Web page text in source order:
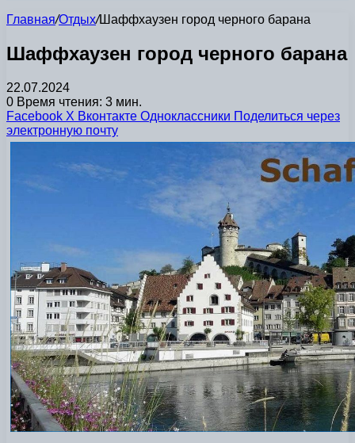
Главная/Отдых/Шаффхаузен город черного барана
Шаффхаузен город черного барана
22.07.2024
0 Время чтения: 3 мин.
Facebook X Вконтакте Одноклассники Поделиться через
электронную почту